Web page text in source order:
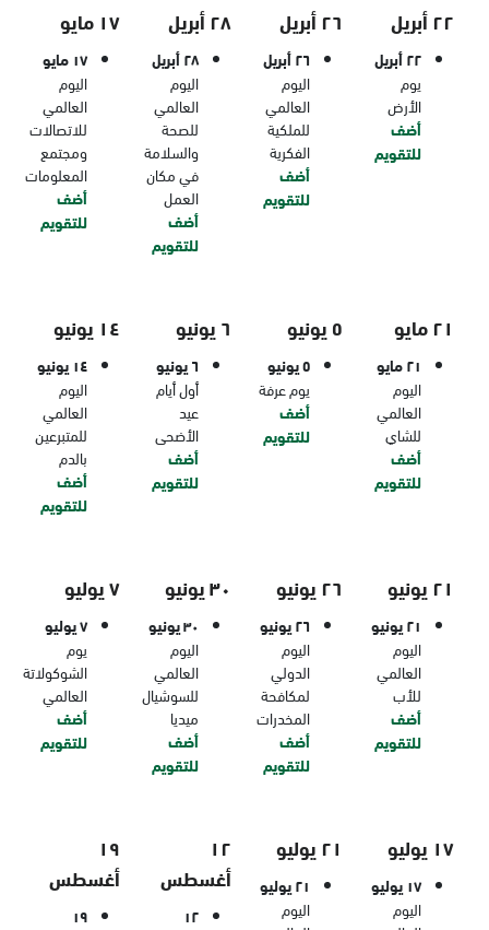
٢٢ أبريل
٢٢ أبريل
يوم
الأرض
أضف
للتقويم
٢٦ أبريل
٢٦ أبريل
اليوم
العالمي
للملكية
الفكرية
أضف
للتقويم
٢٨ أبريل
٢٨ أبريل
اليوم
العالمي
للصحة
والسلامة
في مكان
العمل
أضف
للتقويم
١٧ مايو
١٧ مايو
اليوم
العالمي
للاتصالات
ومجتمع
المعلومات
أضف
للتقويم
٢١ مايو
٢١ مايو
اليوم
العالمي
للشاي
أضف
للتقويم
٥ يونيو
٥ يونيو
يوم عرفة
أضف
للتقويم
٦ يونيو
٦ يونيو
أول أيام
عيد
الأضحى
أضف
للتقويم
١٤ يونيو
١٤ يونيو
اليوم
العالمي
للمتبرعين
بالدم
أضف
للتقويم
٢١ يونيو
٢١ يونيو
اليوم
العالمي
للأب
أضف
للتقويم
٢٦ يونيو
٢٦ يونيو
اليوم
الدولي
لمكافحة
المخدرات
أضف
للتقويم
٣٠ يونيو
٣٠ يونيو
اليوم
العالمي
للسوشيال
ميديا
أضف
للتقويم
٧ يوليو
٧ يوليو
يوم
الشوكولاتة
العالمي
أضف
للتقويم
١٧ يوليو
١٧ يوليو
اليوم
٢١ يوليو
٢١ يوليو
اليوم
١٢
أغسطس
١٢
١٩
أغسطس
١٩